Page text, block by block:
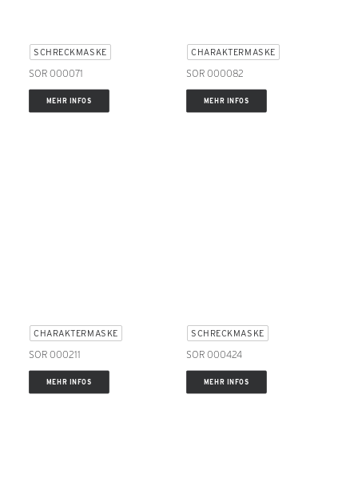
SCHRECKMASKE
SOR 000071
MEHR INFOS
CHARAKTERMASKE
SOR 000082
MEHR INFOS
CHARAKTERMASKE
SOR 000211
MEHR INFOS
SCHRECKMASKE
SOR 000424
MEHR INFOS